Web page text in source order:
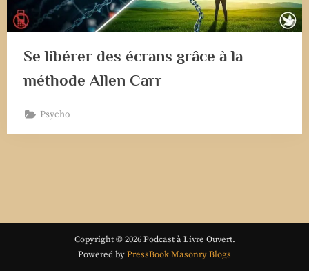
Se libérer des écrans grâce à la
méthode Allen Carr
Psycho
Copyright © 2026 Podcast à Livre Ouvert.
Powered byPressBook Masonry Blogs